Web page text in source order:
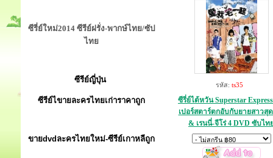
ซีรี่ย์ใหม่2014 ซีรีย์ฝรั่ง-พากษ์ไทย/ซัป
ไทย
ซีรีย์ญี่ปุ่น
ซีรีย์ไขายละครไทยเก่าราคาถูก
ขายdvdละครไทยใหม่-ซีรีย์เกาหลีถูก
รหัส: ts35
ซีรี่ย์ไต้หวัน Superstar
เปอร์สตาร์ตกอับกับยายสาวสุ
& เรนนี่-จีโร่ 4 DVD ซับไท